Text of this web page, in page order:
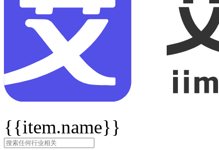
{{item.name}}